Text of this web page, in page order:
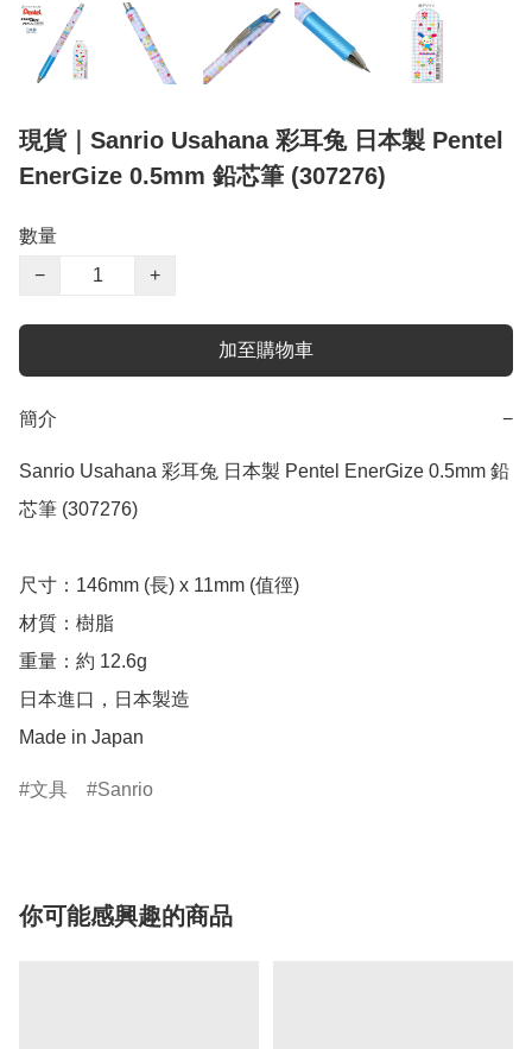
現貨｜Sanrio Usahana 彩耳兔 日本製 Pentel
EnerGize 0.5mm 鉛芯筆 (307276)
數量
−
+
加至購物車
簡介 −
Sanrio Usahana 彩耳兔 日本製 Pentel EnerGize 0.5mm 鉛
芯筆 (307276)
尺寸：146mm (長) x 11mm (值徑)
材質：樹脂
重量：約 12.6g
日本進口，日本製造
Made in Japan
文具 Sanrio
你可能感興趣的商品